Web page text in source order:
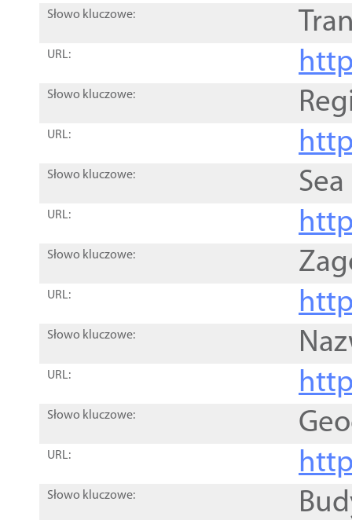
Słowo kluczowe:
URL:
Słowo kluczowe:
URL:
Słowo kluczowe:
URL:
Słowo kluczowe:
URL:
Słowo kluczowe:
URL:
Słowo kluczowe:
URL:
Słowo kluczowe: